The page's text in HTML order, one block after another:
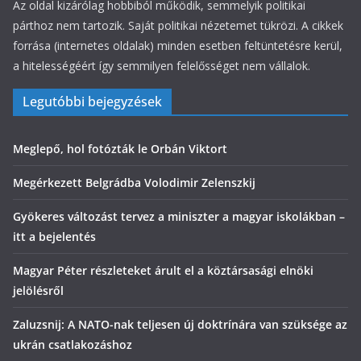
Az oldal kizárólag hobbiból működik, semmelyik politikai
párthoz nem tartozik. Saját politikai nézetemet tükrözi. A cikkek
forrása (internetes oldalak) minden esetben feltüntetésre kerül,
a hitelességéért így semmilyen felelősséget nem vállalok.
Legutóbbi bejegyzések
Meglepő, hol fotózták le Orbán Viktort
Megérkezett Belgrádba Volodimir Zelenszkij
Gyökeres változást tervez a miniszter a magyar iskolákban –
itt a bejelentés
Magyar Péter részleteket árult el a köztársasági elnöki
jelölésről
Zaluzsnij: A NATO-nak teljesen új doktrínára van szüksége az
ukrán csatlakozáshoz